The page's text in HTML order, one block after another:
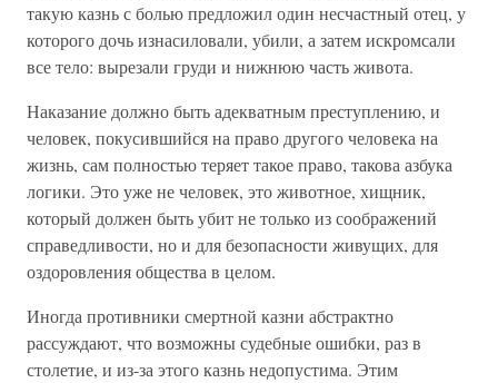
такую казнь с болью предложил один несчастный отец, у
которого дочь изнасиловали, убили, а затем искромсали
все тело: вырезали груди и нижнюю часть живота.
Наказание должно быть адекватным преступлению, и
человек, покусившийся на право другого человека на
жизнь, сам полностью теряет такое право, такова азбука
логики. Это уже не человек, это животное, хищник,
который должен быть убит не только из соображений
справедливости, но и для безопасности живущих, для
оздоровления общества в целом.
Иногда противники смертной казни абстрактно
рассуждают, что возможны судебные ошибки, раз в
столетие, и из-за этого казнь недопустима. Этим